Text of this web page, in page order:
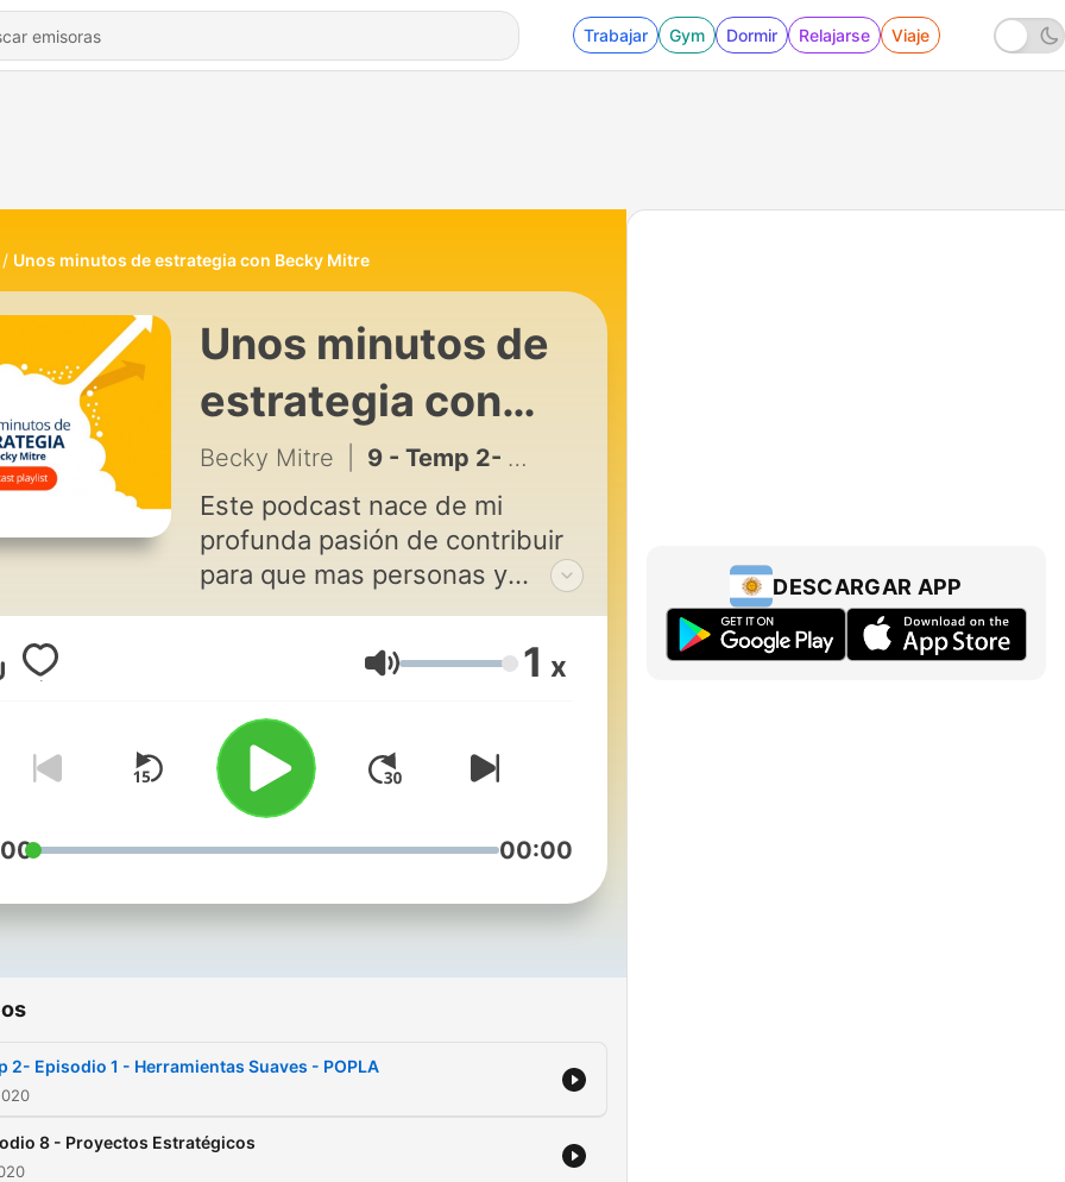
Trabajar Gym Dormir Relajarse Viaje
Unos minutos de estrategia con Becky Mitre
Unos minutos de
estrategia con
Becky Mitre
Becky Mitre 9 - Temp 2- Episodio 1 - Herramientas Suaves - POPLA
Este podcast nace de mi
profunda pasión de contribuir
para que mas personas y
empresas logren sus metas y
alcancen sus sueños. Aquí
encontrarás tips, ideas,
tendencias y todo lo necesario
para activar tu pensamiento
estratégico y puedas hacer tu
propia estrategia, ya sea para ti
en lo personal, para tu
trabajo. ¡Hagamos estrategia!
becky.mitre@s4s.com.mx
Volumen 1 x
00:00
2- Episodio 1 - Herramientas Suaves - POPLA
8 - Proyectos Estratégicos
DESCARGAR APP